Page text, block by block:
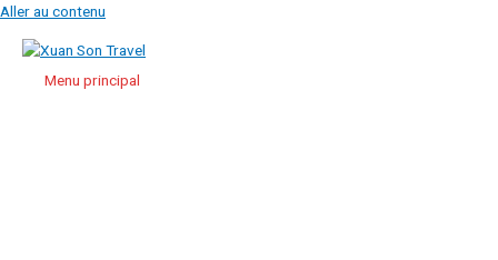
Aller au contenu
Menu principal